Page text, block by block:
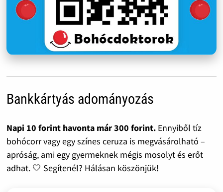
Bankkártyás adományozás
Napi 10 forint havonta már 300 forint.Ennyiből tíz
bohócorr vagy egy színes ceruza is megvásárolható –
apróság, ami egy gyermeknek mégis mosolyt és erőt
adhat. 🤍 Segítenél? Hálásan köszönjük!